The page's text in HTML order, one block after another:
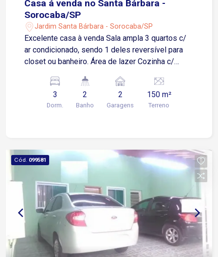
Casa á venda no Santa Bárbara -
Sorocaba/SP
Jardim Santa Bárbara - Sorocaba/SP
Excelente casa à venda Sala ampla 3 quartos c/
ar condicionado, sendo 1 deles reversível para
closet ou banheiro. Área de lazer Cozinha c/
c/ portão automatizado Quintal c/ lavanderia,
despensa e 1 banheiro.
3
Dorm.
2
Banho
2
Garagens
150 m²
Terreno
Cód. 099581